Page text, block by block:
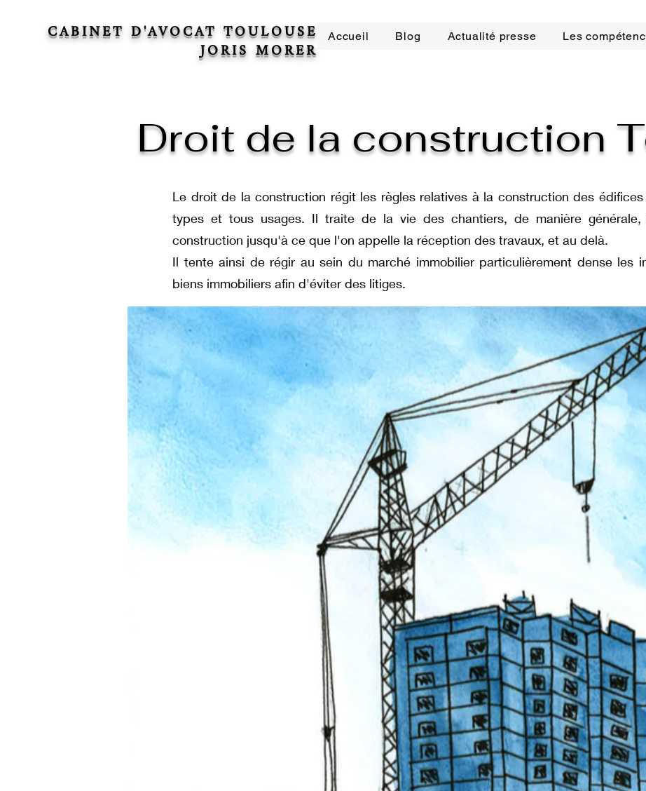
CABINET D'AVOCAT TOULOUSE
JORIS MORER
Accueil Blog Actualité presse Les
Droit de la construction
Le droit de la construction régit les règles relatives à la construction des
types et tous usages. Il traite de la vie des chantiers, de manière
construction jusqu'à ce que l'on appelle la réception des travaux, et au delà.
Il tente ainsi de régir au sein du marché immobilier particulièrement dense les
biens immobiliers afin d'éviter des litiges.